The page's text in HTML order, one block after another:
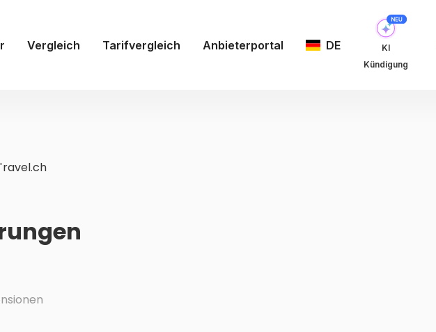
Vergleich Tarifvergleich Anbieterportal DE
KI
Kündigung